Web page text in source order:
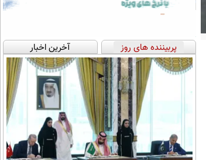
پربیننده های روز آخرین اخبار